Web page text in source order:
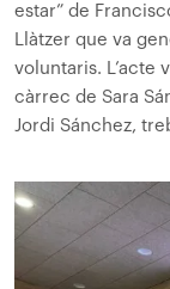
estar” de
Llàtzer que va
voluntaris. L’acte
càrrec de Sara
Jordi Sánchez,